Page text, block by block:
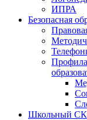
ИПРА
Безопасная
Школьный СК